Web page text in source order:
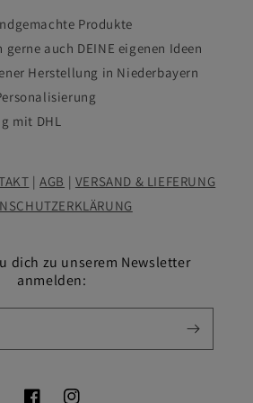
Produkte
auch DEINE eigenen Ideen
Herstellung in Niederbayern
mit DHL
|AGB | VERSAND & LIEFERUNG
dich zu unserem Newsletter
anmelden: